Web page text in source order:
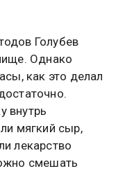
Голубев
Однако
как это делал
внутрь
мягкий сыр,
лекарство
смешать